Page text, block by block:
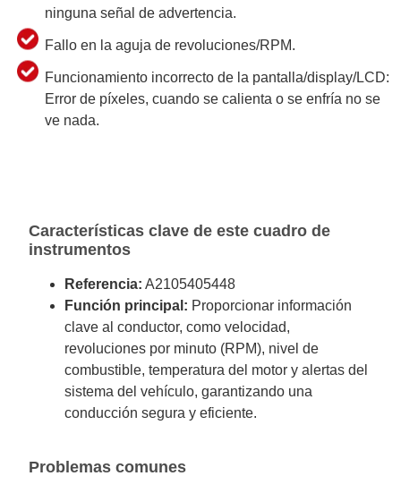
ninguna señal de advertencia.
Fallo en la aguja de revoluciones/RPM.
Funcionamiento incorrecto de la pantalla/display/LCD:
Error de píxeles, cuando se calienta o se enfría no se
ve nada.
Características clave de este cuadro de
instrumentos
Referencia: A2105405448
Función principal: Proporcionar información
clave al conductor, como velocidad,
revoluciones por minuto (RPM), nivel de
combustible, temperatura del motor y alertas del
sistema del vehículo, garantizando una
conducción segura y eficiente.
Problemas comunes